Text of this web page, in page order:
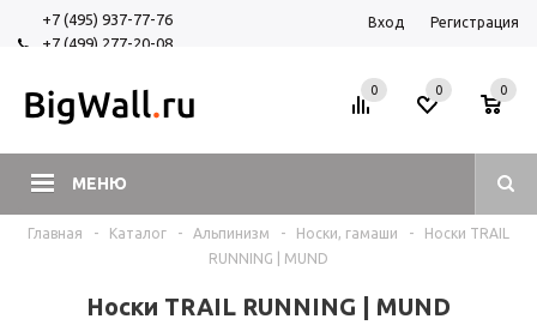
+7 (495) 937-77-76
+7 (499) 277-20-08
Вход Регистрация
МЕНЮ
0 0
0
Главная - Каталог - Альпинизм - Носки, гамаши -
Носки TRAIL
RUNNING | MUND
Носки TRAIL RUNNING | MUND